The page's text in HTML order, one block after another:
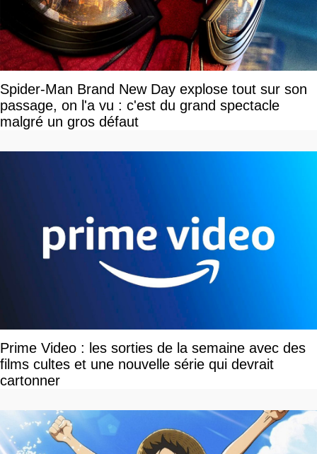
Spider-Man Brand New Day explose tout sur son
passage, on l'a vu : c'est du grand spectacle
malgré un gros défaut
Prime Video : les sorties de la semaine avec des
films cultes et une nouvelle série qui devrait
cartonner